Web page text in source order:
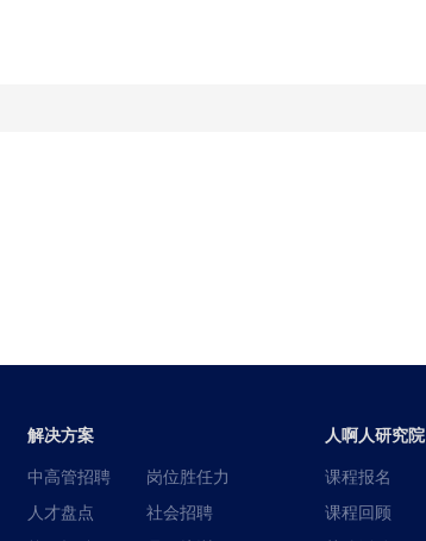
解决方案
中高管招聘 岗位胜任力
人才盘点 社会招聘
人啊人研究院
课程报名
课程回顾